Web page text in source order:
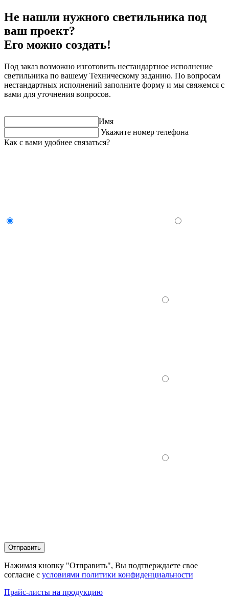
Не нашли нужного светильника под
ваш проект?
Его можно создать!
Под заказ возможно изготовить нестандартное исполнение
светильника по вашему Техническому заданию. По вопросам
нестандартных исполнений заполните форму и мы свяжемся с
вами для уточнения вопросов.
Имя
Укажите номер телефона
Как с вами удобнее связаться?
Отправить
Нажимая кнопку "Отправить", Вы подтверждаете свое
согласие с условиями политики конфиденциальности
Прайс-листы на продукцию